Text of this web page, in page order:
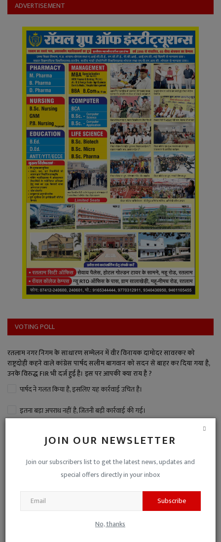
Language
English Hiindi
JOIN OUR NEWSLETTER
Join our subscribers list to get the latest news, updates and
special offers directly in your inbox
Subscribe
No, thanks
ADVERTISEMENT
VOTING POLL
रतलाम नगर निगम के साधारण सम्मेलन में वीर विनायक दामोदर सावरकर को
राष्ट्रदोही कहने वाले कांग्रेस पार्षद सलीम बागवान को सदन से बाहर कर दिया गया है,
उनके विरुद्ध FIR भी दर्ज हुई है। इस पर आपकी क्या राय है ?
पार्षद ने गलत किया है, इसलिए यह कार्रवाई उचित है।
इतना बड़ा अपराध नहीं है, जितनी बड़ी कार्रवाई की गई।
यह जनहित के मुद्दों से ध्यान भटकाने की साजिश है।